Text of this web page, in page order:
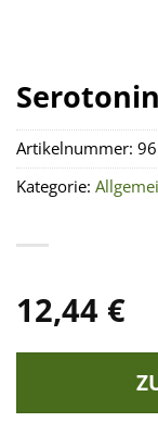
12,44 €
Artikelnummer:
Kategorie: